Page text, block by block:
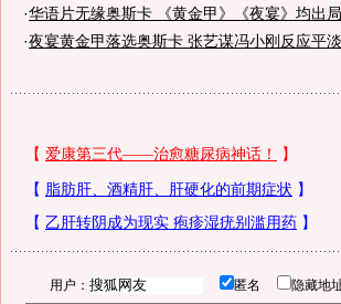
·华语片无缘奥斯卡 《黄金甲》《夜宴》均出局
·夜宴黄金甲落选奥斯卡 张艺谋冯小刚反应平淡
用户： 匿名 隐藏地